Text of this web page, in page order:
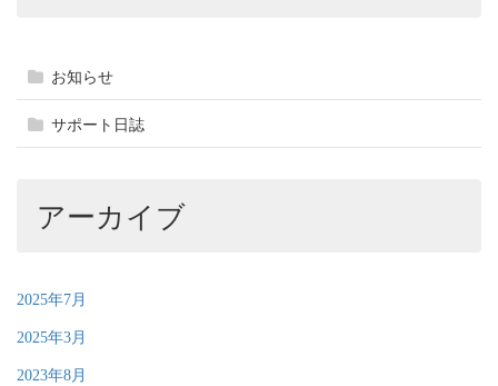
お知らせ
サポート日誌
アーカイブ
2025年7月
2025年3月
2023年8月